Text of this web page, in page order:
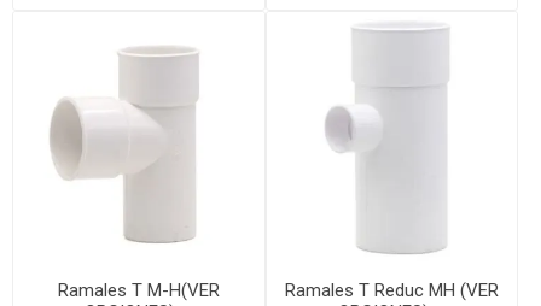
Ramales T M-H(VER
Ramales T Reduc MH (VER